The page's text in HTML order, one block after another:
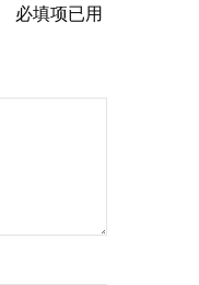
必填项已用